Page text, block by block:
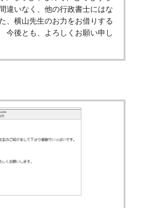
違いなく、他の行政書士にはな
、横山先生のお力をお借りする
今後とも、よろしくお願い申し